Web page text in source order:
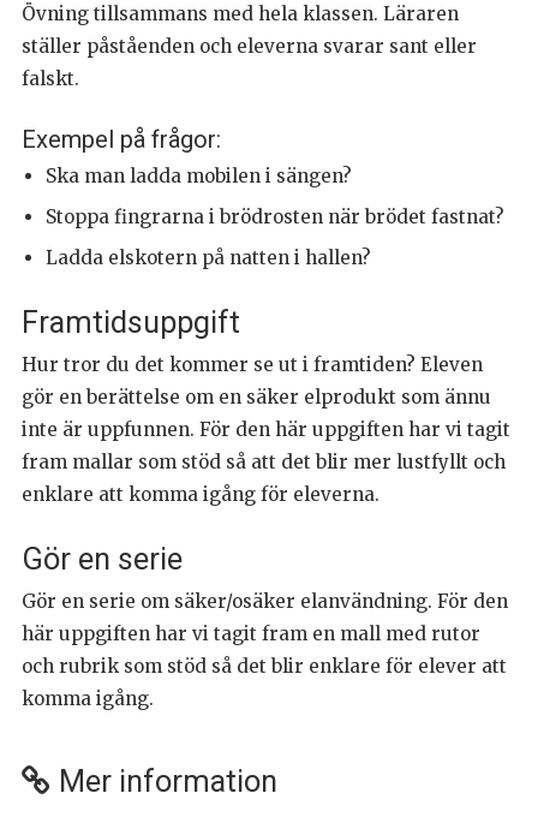
Övning tillsammans med hela klassen. Läraren
ställer påståenden och eleverna svarar sant eller
falskt.
Exempel på frågor:
Ska man ladda mobilen i sängen?
Stoppa fingrarna i brödrosten när brödet fastnat?
Ladda elskotern på natten i hallen?
Framtidsuppgift
Hur tror du det kommer se ut i framtiden? Eleven
gör en berättelse om en säker elprodukt som ännu
inte är uppfunnen. För den här uppgiften har vi tagit
fram mallar som stöd så att det blir mer lustfyllt och
enklare att komma igång för eleverna.
Gör en serie
Gör en serie om säker/osäker elanvändning. För den
här uppgiften har vi tagit fram en mall med rutor
och rubrik som stöd så det blir enklare för elever att
komma igång.
Mer information